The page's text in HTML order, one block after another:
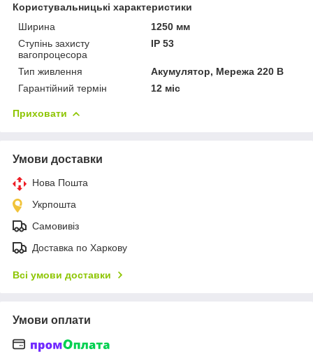
Користувальницькі характеристики
Ширина
1250 мм
Ступінь захисту
вагопроцесора
IP 53
Тип живлення
Акумулятор, Мережа 220 В
Гарантійний термін
12 міс
Приховати
Умови доставки
Нова Пошта
Укрпошта
Самовивіз
Доставка по Харкову
Всі умови доставки
Умови оплати